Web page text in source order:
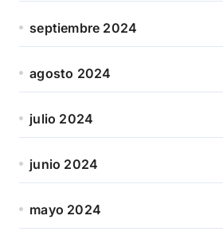
septiembre 2024
agosto 2024
julio 2024
junio 2024
mayo 2024